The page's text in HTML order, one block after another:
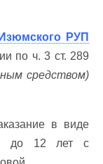
РУП
по ч. 3 ст. 289
средством)
в виде
до 12 лет с